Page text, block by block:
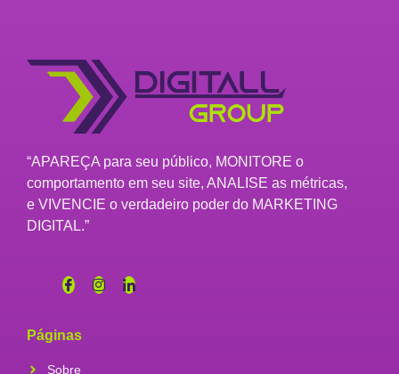
“APAREÇA para seu público, MONITORE o
comportamento em seu site, ANALISE as métricas,
e VIVENCIE o verdadeiro poder do MARKETING
DIGITAL.”
Páginas
Sobre